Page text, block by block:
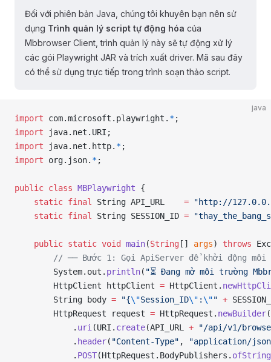
Đối với phiên bản Java, chúng tôi khuyên bạn nên sử
dụng Trình quản lý script tự động hóa của
Mbbrowser Client, trình quản lý này sẽ tự động xử lý
các gói Playwright JAR và trích xuất driver. Mã sau đây
có thể sử dụng trực tiếp trong trình soạn thảo script.
java
import com.microsoft.playwright. *;
import java.net.URI;
import java.net.http. *;
import org.json. *;
public class MBPlaywright {
    static
final String API_URL = "http://
    static
final String SESSION_ID =
    public
static void main(String [] args) throws
// ── Bước 1: Gọi ApiServer để khởi động môi
        System.out.
println( "⏳ Đang mở môi trường
        HttpClient httpClient
= HttpClient.
        String body
= "{\"Session_ID\" :\"" +
        HttpRequest request
= HttpRequest. newBuilder
            .
uri (URI. create(API_URL + "/api/v1/
            .
header( "Content-Type" ,
"application/
            .
POST(HttpRequest.BodyPublishers. ofString